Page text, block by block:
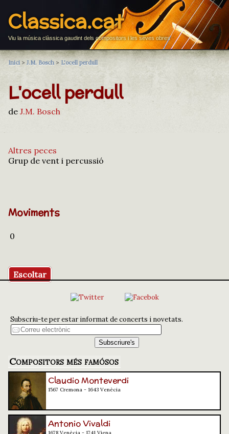
Classica.cat
Viu la música clàssica gaudint dels compositors i les seves obres
Inici > J.M. Bosch > L'ocell perdull
L'ocell perdull
de J.M. Bosch
Altres peces
Grup de vent i percussió
Moviments
0
Escoltar
Subscriu-te per estar informat de concerts i novetats.
Compositors més famósos
Claudio Monteverdi
1567 Cremona - 1643 Venècia
Antonio Vivaldi